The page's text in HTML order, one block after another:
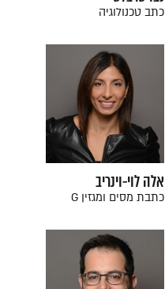
כתב טכנולוגיה
אלה לוי-וינריב
כתבת מסים ומגזין G